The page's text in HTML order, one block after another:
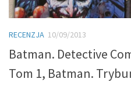
RECENZJA 10/09/2013
Batman. Detective
Tom 1, Batman.